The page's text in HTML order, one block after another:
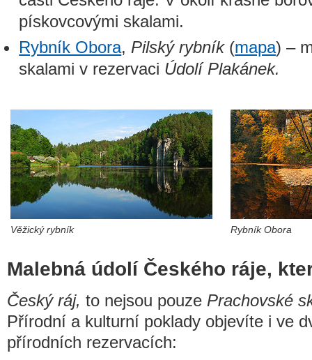
pískovcovými skalami.
Rybník Obora, Pilský rybník(mapa) –
skalami v rezervaci Údolí Plakánek.
Věžický rybník Rybník Obora
Malebná údolí Českého ráje,
Český ráj, to nejsou pouze Prachovské
Přírodní a kulturní poklady objevíte i ve
přírodních rezervacích: